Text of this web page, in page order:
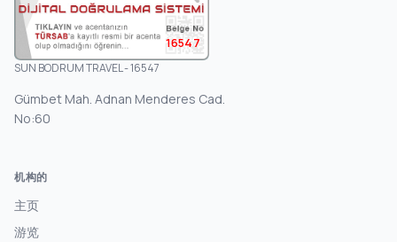
16547
SUN BODRUM TRAVEL - 16547
Gümbet Mah. Adnan Menderes Cad.
No:60
机构的
主页
游览